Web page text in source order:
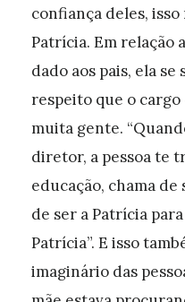
confiança deles, isso
Patrícia. Em relação
dado aos pais, ela
respeito que o
muita gente.
diretor, a pessoa te
educação, chama
de ser a Patrícia
Patrícia”. E isso
imaginário das